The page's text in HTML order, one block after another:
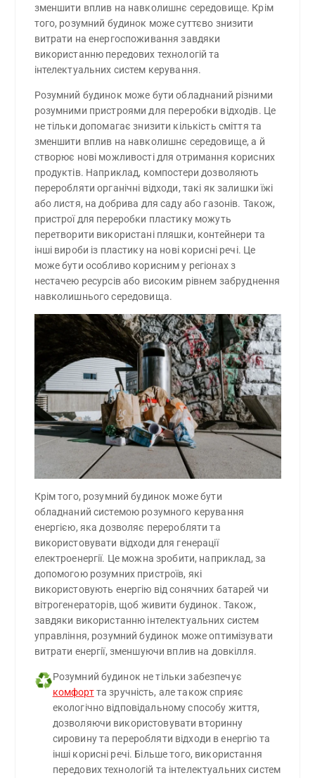
зменшити вплив на навколишнє середовище. Крім
того, розумний будинок може суттєво знизити
витрати на енергоспоживання завдяки
використанню передових технологій та
інтелектуальних систем керування.
Розумний будинок може бути обладнаний різними
розумними пристроями для переробки відходів. Це
не тільки допомагає знизити кількість сміття та
зменшити вплив на навколишнє середовище, а й
створює нові можливості для отримання корисних
продуктів. Наприклад, компостери дозволяють
переробляти органічні відходи, такі як залишки їжі
або листя, на добрива для саду або газонів. Також,
пристрої для переробки пластику можуть
перетворити використані пляшки, контейнери та
інші вироби із пластику на нові корисні речі. Це
може бути особливо корисним у регіонах з
нестачею ресурсів або високим рівнем забруднення
навколишнього середовища.
Крім того, розумний будинок може бути
обладнаний системою розумного керування
енергією, яка дозволяє переробляти та
використовувати відходи для генерації
електроенергії. Це можна зробити, наприклад, за
допомогою розумних пристроїв, які
використовують енергію від сонячних батарей чи
вітрогенераторів, щоб живити будинок. Також,
завдяки використанню інтелектуальних систем
управління, розумний будинок може оптимізувати
витрати енергії, зменшуючи вплив на довкілля.
♻️
комфорт та зручність, але також сприяє
екологічно відповідальному способу життя,
дозволяючи використовувати вторинну
сировину та переробляти відходи в енергію та
інші корисні речі. Більше того, використання
передових технологій та інтелектуальних систем